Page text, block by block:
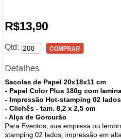
R$13,90
Qtd: COMPRAR
Detalhes
Sacolas de Papel 20x18x11 cm
- Papel Color Plus 180g com
- Impressão Hot-stamping 02 lados
- Clichês - tam. 8,2 x 2,5 cm
- Alça de Gorcurão
Para Eventos, sua empresa ou
stamping 02 lados , impressãoem